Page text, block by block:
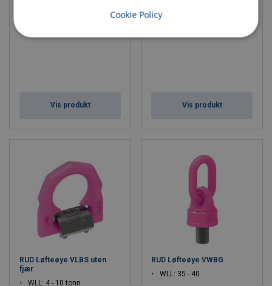
Vis produkt
RUD Løftebøyle VLBG-Z UNC
med variabel lengde
Vis produkt
RUD Løfteøye VLBS uten
fjær
WLL: 4 - 10 tonn
RUD Løfteøye VWBG
WLL: 35 - 40
Cookie Policy